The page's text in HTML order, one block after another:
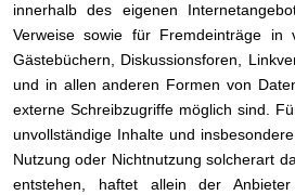
innerhalb des eigenen
Verweise sowie für Fremdeinträge in
Gästebüchern, Diskussionsforen,
und in allen anderen Formen von
externe Schreibzugriffe möglich sind.
unvollständige Inhalte und
Nutzung oder Nichtnutzung solcherart
entstehen, haftet allein der